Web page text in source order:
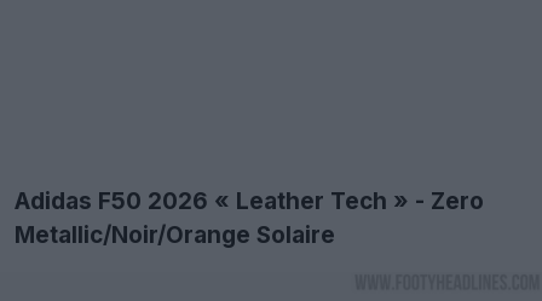
Adidas F50 2026 « Leather Tech » - Zero
Metallic/Noir/Orange Solaire